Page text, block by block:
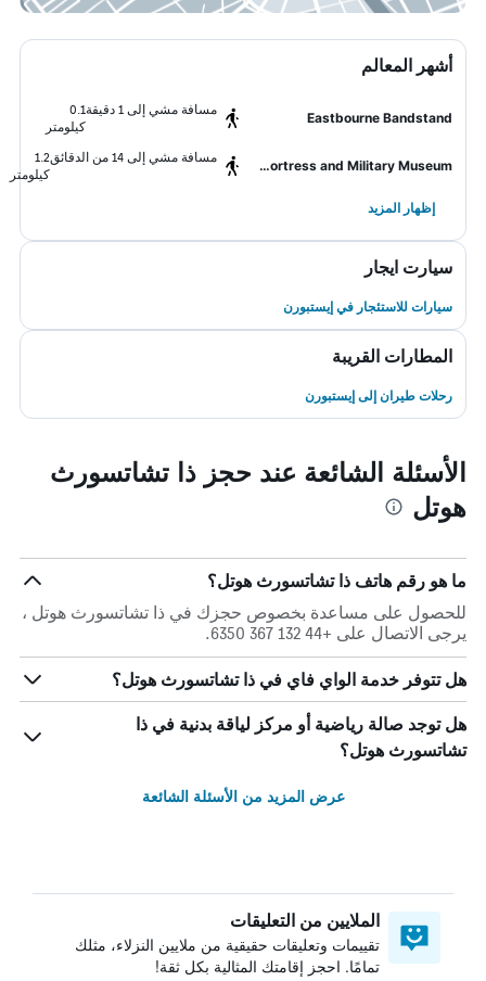
أشهر المعالم
Eastbourne Bandstand
مسافة مشي إلى 1 دقيقة
0.1
كيلومتر
Redoubt Fortress and Military Museum
مسافة مشي إلى 14 من الدقائق
1.2
كيلومتر
إظهار المزيد
سيارت ايجار
سيارات للاستئجار في إيستبورن
المطارات القريبة
رحلات طيران إلى إيستبورن
الأسئلة الشائعة عند حجز ذا تشاتسورث
هوتل
ما هو رقم هاتف ذا تشاتسورث هوتل؟
للحصول على مساعدة بخصوص حجزك في ذا تشاتسورث هوتل ،
يرجى الاتصال على +44 132 367 6350.
هل تتوفر خدمة الواي فاي في ذا تشاتسورث هوتل؟
هل توجد صالة رياضية أو مركز لياقة بدنية في ذا
تشاتسورث هوتل؟
عرض المزيد من الأسئلة الشائعة
الملايين من التعليقات
تقييمات وتعليقات حقيقية من ملايين النزلاء، مثلك
تمامًا. احجز إقامتك المثالية بكل ثقة!